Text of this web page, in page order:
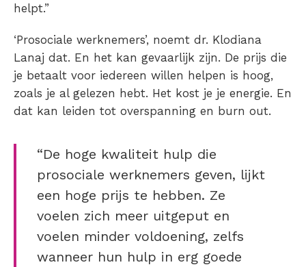
helpt.”
‘Prosociale werknemers’, noemt dr. Klodiana
Lanaj dat. En het kan gevaarlijk zijn. De prijs die
je betaalt voor iedereen willen helpen is hoog,
zoals je al gelezen hebt. Het kost je je energie. En
dat kan leiden tot overspanning en burn out.
“De hoge kwaliteit hulp die
prosociale werknemers geven, lijkt
een hoge prijs te hebben. Ze
voelen zich meer uitgeput en
voelen minder voldoening, zelfs
wanneer hun hulp in erg goede